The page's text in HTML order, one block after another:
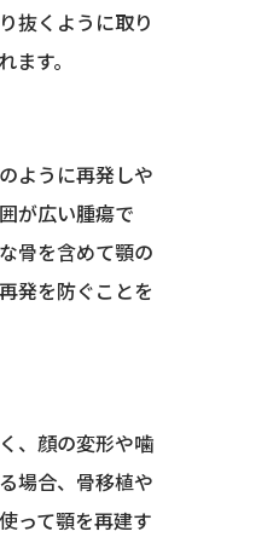
抜くように取り
ます。
ように再発しや
が広い腫瘍で
骨を含めて顎の
発を防ぐことを
、顔の変形や噛
場合、骨移植や
って顎を再建す